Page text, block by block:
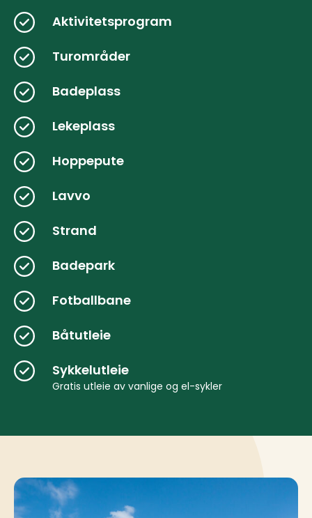
Aktivitetsprogram
Turområder
Badeplass
Lekeplass
Hoppepute
Lavvo
Strand
Badepark
Fotballbane
Båtutleie
Sykkelutleie
Gratis utleie av vanlige og el-sykler